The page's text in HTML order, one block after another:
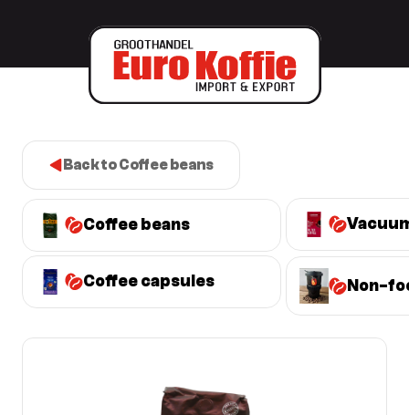
Back to Coffee beans
Coffee beans
Coffee capsules Non-